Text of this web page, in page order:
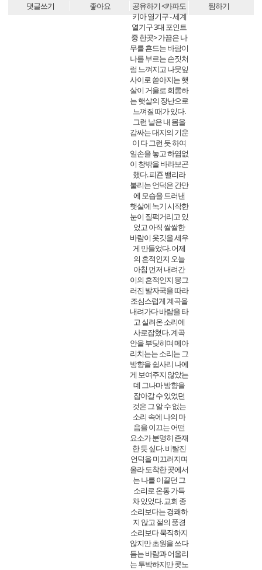
댓글쓰기 좋아요 공유하기<카파도
키아 열기구 - 세계
열기구 3대 포인트
중 한곳> 가끔은 나
무를 흔드는 바람이
나를 부르는 손짓처
럼 느껴지고 나뭇잎
사이로 쏟아지는 햇
살이 거울로 희롱하
는 햇살의 장난으로
느껴질 때가 있다.
그런 날은 내 몸을
감싸는 대지의 기운
이 다 그런 듯 하여
일손을 놓고 하염없
이 창밖을 바라보곤
했다. 피죤 밸리라
불리는 언덕은 간만
에 모습을 드러낸
햇살에 녹기 시작한
눈이 질퍽거리고 있
었고 아직 쌀쌀한
바람이 옷깃을 세우
게 만들었다. 어제
의 흔적인지 오늘
아침 먼저 내려간
이의 흔적인지 뭉그
러진 발자국을 따라
조심스럽게 계곡을
내려가다 바람을 타
고 실려온 소리에
사로잡혔다. 계곡
안을 부딪히며 메아
리치는는 소리는 그
방향을 쉽사리 나에
게 보여주지 않았는
데 그나마 방향을
잡아갈 수 있었던
것은 그 알 수 없는
소리 속에 나의 마
음을 이끄는 어떤
요소가 분명히 존재
한 듯 싶다. 비탈진
언덕을 미끄러지며
올라 도착한 곳에서
는 나를 이끌던 그
소리로 온통 가득
차 있었다. 교회 종
소리보다는 경쾌하
지 않고 절의 풍경
소리보다 묵직하지
않지만 초원을 쓰다
듬는 바람과 어울리
는 투박하지만 콧노
찜하기